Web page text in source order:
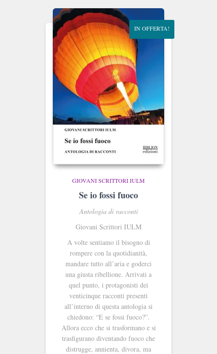
IN OFFERTA!
GIOVANI SCRITTORI IULM
Se io fossi fuoco
Antologia di racconti
Giovani Scrittori IULM
A volte sentiamo il bisogno di
rompere con la quotidianità,
mandare tutto all’aria e goderci
una giusta ribellione. Arrivati a
quel punto, i protagonisti dei
venticinque racconti presenti
all’interno di questa antologia si
chiedono: “E se fossi fuoco?”.
Allora ecco che si trasformano e si
trasfigurano diventando fuoco che
distrugge, annienta, divora, ma